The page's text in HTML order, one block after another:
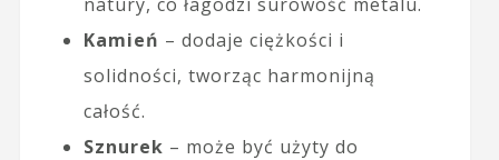
Kamień – dodaje ciężkości i
solidności, tworząc harmonijną
całość.
Sznurek – może być użyty do